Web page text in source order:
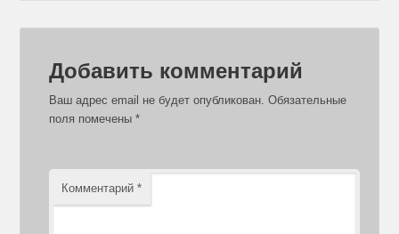
Добавить комментарий
Ваш адрес email не будет опубликован. Обязательные
поля помечены*
Комментарий*